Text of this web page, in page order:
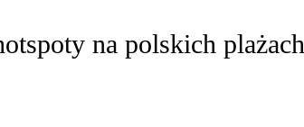
na polskich plażach